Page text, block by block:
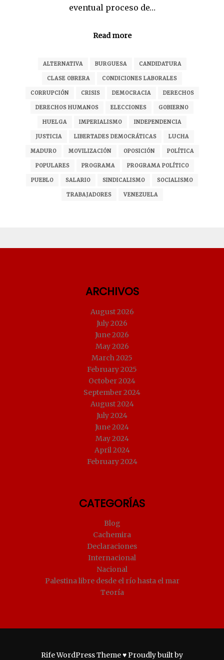
eventual proceso de…
Read more
ALTERNATIVA BURGUESA CANDIDATURA
CLASE OBRERA CONDICIONES LABORALES
CORRUPCIÓN CRISIS DEMOCRACIA DERECHOS
DERECHOS HUMANOS ELECCIONES GOBIERNO
HUELGA IMPERIALISMO INDEPENDENCIA
JUSTICIA LIBERTADES DEMOCRÁTICAS LUCHA
MADURO MOVILIZACIÓN OPOSICIÓN POLÍTICA
POPULARES PROGRAMA PROGRAMA POLÍTICO
PUEBLO SALARIO SINDICALISMO SOCIALISMO
TRABAJADORES VENEZUELA
ARCHIVOS
August 2026
July 2026
June 2026
May 2026
March 2025
February 2025
October 2024
September 2024
August 2024
July 2024
June 2024
May 2024
April 2024
February 2024
CATEGORÍAS
Blog
Cachemira
Declaraciones
Internacional
Nacional
Palestina libre desde el río hasta el mar
Teoría
RifeWordPress Theme ♥ Proudly built by